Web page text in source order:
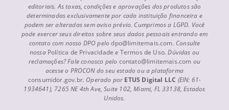
editoriais. As taxas, condições e aprovações dos produtos são
determinadas exclusivamente por cada instituição financeira e
podem ser alteradas sem aviso prévio. Cumprimos a LGPD. Você
pode exercer seus direitos sobre seus dados pessoais entrando em
contato com nosso DPO pelodpo@limitemais.com. Consulte
nossa Política de Privacidade e Termos de Uso. Dúvidas ou
reclamações? Fale conosco pelo contato@limitemais.com ou
acesse o PROCON do seu estado ou a plataforma
consumidor.gov.br. Operado por ETUS Digital LLC (EIN: 61-
1934641), 7265 NE 4th Ave, Suite 102, Miami, FL 33138, Estados
Unidos.